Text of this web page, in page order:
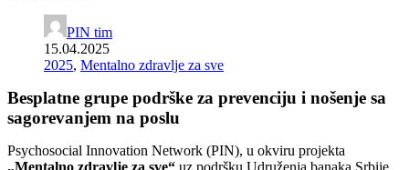
PIN tim
15.04.2025
2025, Mentalno zdravlje za sve
Besplatne grupe podrške za prevenciju i nošenje sa
sagorevanjem na poslu
Psychosocial Innovation Network (PIN), u okviru projekta
„Mentalno zdravlje za sve“ uz podršku Udruženja banaka Srbije,